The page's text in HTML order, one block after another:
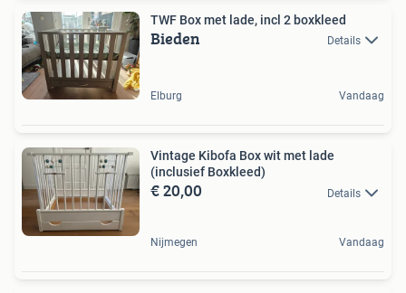
TWF Box met lade, incl 2 boxkleed
Bieden Details
Elburg Vandaag
Vintage Kibofa Box wit met lade
(inclusief Boxkleed)
€ 20,00 Details
Nijmegen Vandaag